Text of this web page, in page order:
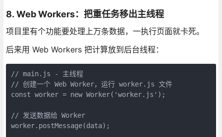
8. Web Workers：把重任务移出主线程
项目里有个功能要处理上万条数据，一执行页面就卡死。
后来用 Web Workers 把计算放到后台线程：
// main.js - 主线程
// 创建一个 Web Worker，运行 worker.js 文件
const worker = new Worker('worker.js');
// 发送数据给 Worker
worker.postMessage(data);